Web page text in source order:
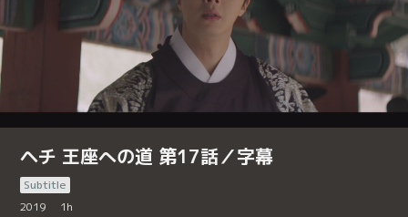
ヘチ 王座への道 第17話／字幕
Subtitle
2019
1h